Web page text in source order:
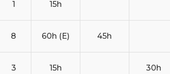
1 15h
8 60h (E) 45h
3 15h 30h